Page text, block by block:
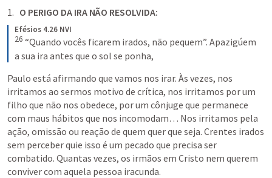
O PERIGO DA IRA NÃO RESOLVIDA:
Efésios 4.26 NVI
26 “Quando vocês ficarem irados, não pequem”. Apazigúem
a sua ira antes que o sol se ponha,
Paulo está afirmando que vamos nos irar. Às vezes, nos
irritamos ao sermos motivo de crítica, nos irritamos por um
filho que não nos obedece, por um cônjuge que permanece
com maus hábitos que nos incomodam… Nos irritamos pela
ação, omissão ou reação de quem quer que seja. Crentes irados
sem perceber quie isso é um pecado que precisa ser
combatido. Quantas vezes, os irmãos em Cristo nem querem
conviver com aquela pessoa iracunda.